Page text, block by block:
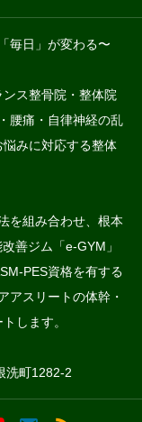
毎日」が変わる〜
ス整骨院・整体院
腰痛・自律神経の乱
みに対応する整体
を組み合わせ、根本
善ジム「e-GYM」
PES資格を有する
アスリートの体幹・
します。
洗町1282-2